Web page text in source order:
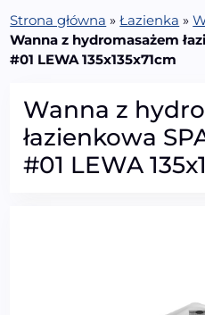
Strona główna »Łazienka »
Wanna z hydromasażem
#01 LEWA 135x135x71cm
Wanna z
łazienkowa
#01 LEWA